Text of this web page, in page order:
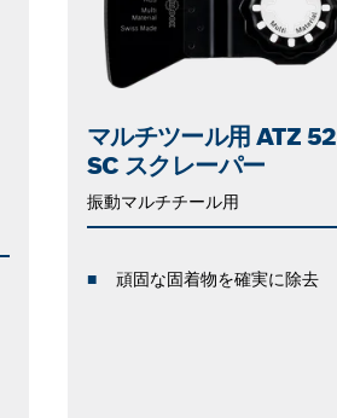
マルチツール用 ATZ 52
SC スクレーパー
振動マルチチール用
頑固な固着物を確実に除去